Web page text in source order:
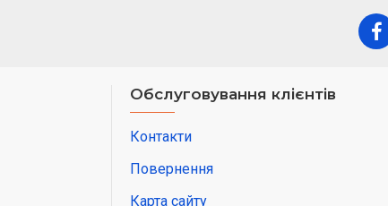
Обслуговування клієнтів
Контакти
Повернення
Карта сайту